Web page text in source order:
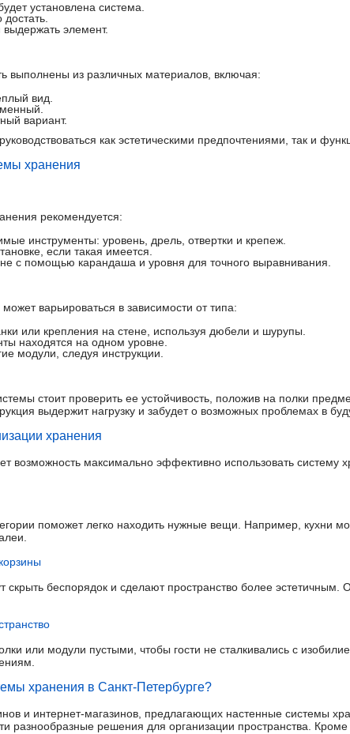
установлена система.
выдержать элемент.
выполнены из различных материалов, включая:
вид.
вариант.
как эстетическими предпочтениями, так и
хранения
рекомендуется:
инструменты: уровень, дрель, отвертки и крепеж.
если такая имеется.
с помощью карандаша и уровня для точного выравнивания.
варьироваться в зависимости от типа:
или крепления на стене, используя дюбели и шурупы.
находятся на одном уровне.
модули, следуя инструкции.
стоит проверить ее устойчивость, положив на полки
выдержит нагрузку и забудет о возможных проблемах в
хранения
возможность максимально эффективно использовать систему
поможет легко находить нужные вещи. Например, кухни
скрыть беспорядок и сделают пространство более эстетичным.
или модули пустыми, чтобы гости не сталкивались с
хранения в Санкт-Петербурге?
и интернет-магазинов, предлагающих настенные системы
разнообразные решения для организации пространства. Кроме